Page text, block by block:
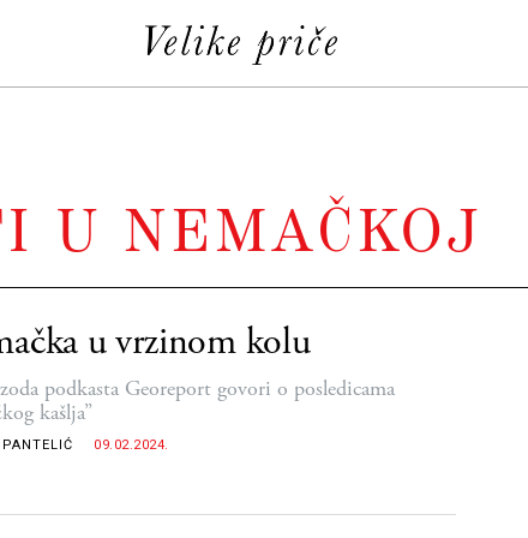
U NEMAČKOJ
u vrzinom kolu
podkasta Georeport govori o posledicama
kašlja”
09.02.2024.